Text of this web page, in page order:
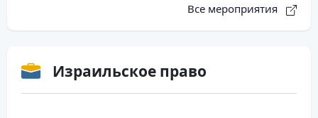
Все мероприятия
Израильское право